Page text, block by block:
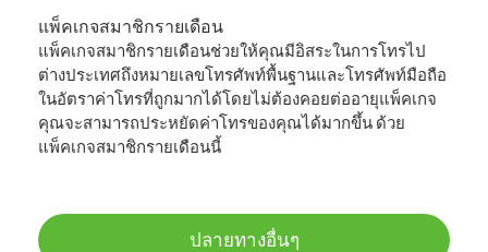
แพ็คเกจสมาชิกรายเดือน
แพ็คเกจสมาชิกรายเดือนช่วยให้คุณมีอิสระในการโทรไป
ต่างประเทศถึงหมายเลขโทรศัพท์พื้นฐานและโทรศัพท์มือถือ
ในอัตราค่าโทรที่ถูกมากได้โดยไม่ต้องคอยต่ออายุแพ็คเกจ
คุณจะสามารถประหยัดค่าโทรของคุณได้มากขึ้น ด้วย
แพ็คเกจสมาชิกรายเดือนนี้
ปลายทางอื่นๆ